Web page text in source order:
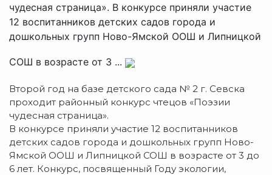
чудесная страница». В конкурсе приняли участие
12 воспитанников детских садов города и
дошкольных групп Ново-Ямской ООШ и Липницкой
СОШ в возрасте от 3 ...
Второй год на базе детского сада № 2 г. Севска
проходит районный конкурс чтецов «Поэзии
чудесная страница».
В конкурсе приняли участие 12 воспитанников
детских садов города и дошкольных групп Ново-
Ямской ООШ и Липницкой СОШ в возрасте от 3 до
6 лет. Конкурс, посвященный Году экологии,